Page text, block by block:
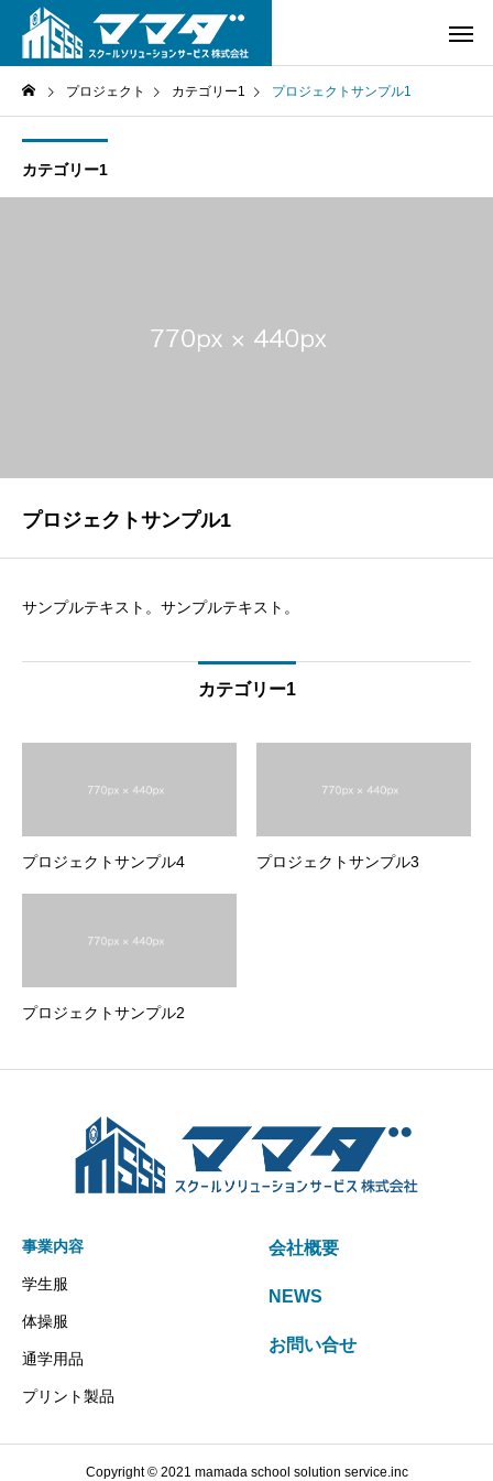
プロジェクト カテゴリー1 プロジェクトサンプル1
カテゴリー1
プロジェクトサンプル1
サンプルテキスト。サンプルテキスト。
カテゴリー1
プロジェクトサンプル4 プロジェクトサンプル3
プロジェクトサンプル2
事業内容
学生服
体操服
通学用品
プリント製品
会社概要
NEWS
お問い合せ
Copyright © 2021 mamada school solution service.inc